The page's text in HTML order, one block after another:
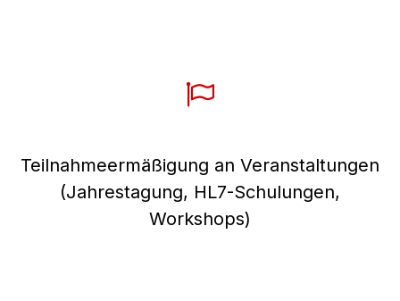
Teilnahmeermäßigung an Veranstaltungen
(Jahrestagung, HL7-Schulungen,
Workshops)